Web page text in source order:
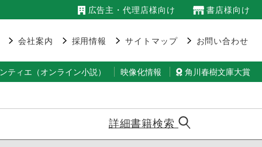
広告主・代理店様向け 書店様向け
会社案内 採用情報 サイトマップ お問い合わせ
ティエ（オンライン小説） 映像化情報 角川春樹文庫大賞
詳細書籍検索